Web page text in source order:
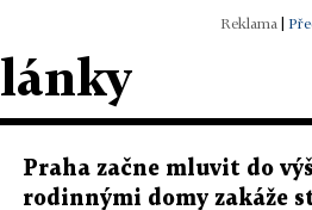
|
Praha začne mluvit do
rodinnými domy zakáže